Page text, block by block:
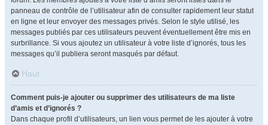
panneau de contrôle de l’utilisateur afin de consulter rapidement leur statut
en ligne et leur envoyer des messages privés. Selon le style utilisé, les
messages publiés par ces utilisateurs peuvent éventuellement être mis en
surbrillance. Si vous ajoutez un utilisateur à votre liste d’ignorés, tous les
messages qu’il publiera seront masqués par défaut.
Haut
Comment puis-je ajouter ou supprimer des utilisateurs de ma liste
d’amis et d’ignorés ?
Dans chaque profil d’utilisateurs, un lien vous permet de les ajouter à votre